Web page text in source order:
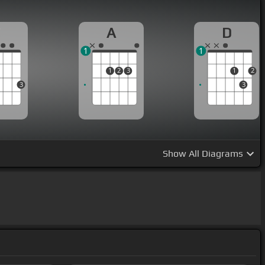
3
A
1 2 3
1
D
1
3
2
1
Show All Diagrams